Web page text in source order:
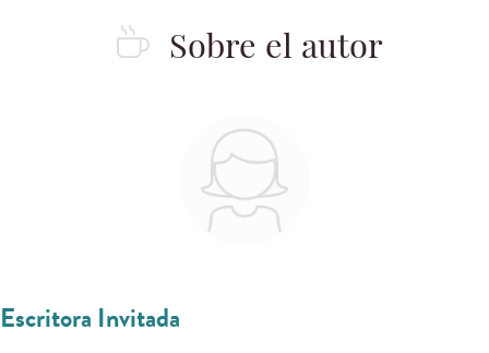
Sobre el autor
Escritora Invitada